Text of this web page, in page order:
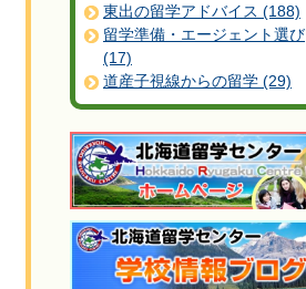
東出の留学アドバイス (188)
留学準備・エージェント選び
(17)
道産子視線からの留学 (29)